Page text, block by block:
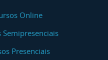
Online
Presenciais